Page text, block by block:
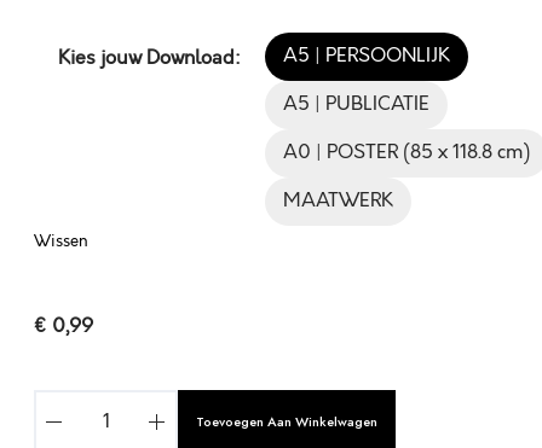
Kies jouw Download: A5 | PERSOONLIJK
A5 | PUBLICATIE
A0 | POSTER (85 x 118.8 cm)
MAATWERK
Wissen
€ 0,99
Toevoegen Aan Winkelwagen